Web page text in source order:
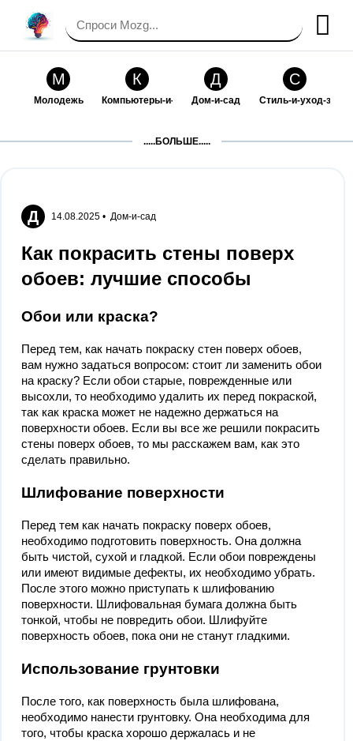
М
Молодежь
К
Компьютеры-и-электроника
Д
Дом-и-сад
С
Стиль-и-уход-за-
Философия-и-религия
Искусство-и-развлеченияВзаимоотношения Здоровье Кулинария-и-
Ф П О
.....БОЛЬШЕ.....
Д 14.08.2025 • Дом-и-сад
Как покрасить стены поверх
обоев: лучшие способы
Обои или краска?
Перед тем, как начать покраску стен поверх обоев,
вам нужно задаться вопросом: стоит ли заменить обои
на краску? Если обои старые, поврежденные или
высохли, то необходимо удалить их перед покраской,
так как краска может не надежно держаться на
поверхности обоев. Если вы все же решили покрасить
стены поверх обоев, то мы расскажем вам, как это
сделать правильно.
Шлифование поверхности
Перед тем как начать покраску поверх обоев,
необходимо подготовить поверхность. Она должна
быть чистой, сухой и гладкой. Если обои повреждены
или имеют видимые дефекты, их необходимо убрать.
После этого можно приступать к шлифованию
поверхности. Шлифовальная бумага должна быть
тонкой, чтобы не повредить обои. Шлифуйте
поверхность обоев, пока они не станут гладкими.
Использование грунтовки
После того, как поверхность была шлифована,
необходимо нанести грунтовку. Она необходима для
того, чтобы краска хорошо держалась и не